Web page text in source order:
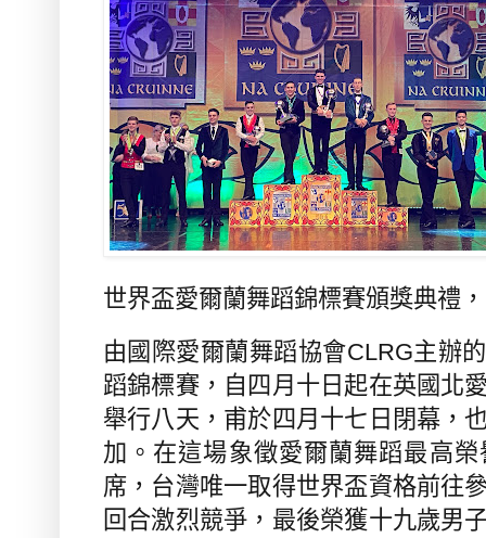
世界盃愛爾蘭舞蹈錦標賽頒獎典禮
由國際愛爾蘭舞蹈協會CLRG主辦
蹈錦標賽，自四月十日起在英國北
舉行八天，甫於四月十七日閉幕，
加。在這場象徵愛爾蘭舞蹈最高
席，台灣唯一取得世界盃資格前往
回合激烈競爭，最後榮獲十九歲男